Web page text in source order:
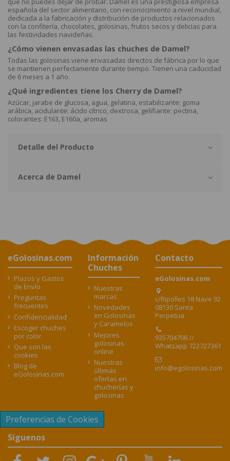
española del sector alimentario, con reconocimiento a nivel mundial,
dedicada a la fabricación y distribución de productos relacionados
con la confitería, chocolates, golosinas, frutos secos y delicias para
las festividades navideñas.
¿Cómo vienen envasadas las chuches de Damel?
Todas las golosinas viene envasadas directos de fábrica por lo que
se mantienen perfectamente durante tiempo. Tienen una caducidad
de 6 meses a 1 año.
¿Qué ingredientes tiene los Cherry de Damel?
Azúcar, jarabe de glucosa, agua, gelatina, estabilizante: goma
arábica, acidulante: ácido cítrico, dextrosa, gelifiante: pectina,
colorantes: E163, E160a, aromas
Detalle del Producto
Acerca de Damel
eGolosinas.com
Plazos y Gastos
de Envío
Preguntas
frecuentes
Confidencialidad
Escoger chuches
por color
Que son las
cookies
Blog de
eGolosinas.com
Información
Chuches
Nuestras
marcas
Novedades
en Golosinas
y Caramelos
Mejores
golosinas
online
Nuestras
últimas
ofertas en
chucherías y
golosinas
Contacto
eGolosinas.com
c/Ripolles 18 Nave 92
08130 Santa
Perpetua
935704708 //
Whatsapp 722727361
info@egolosinas.com
Preferencias de Cookies
Síguenos